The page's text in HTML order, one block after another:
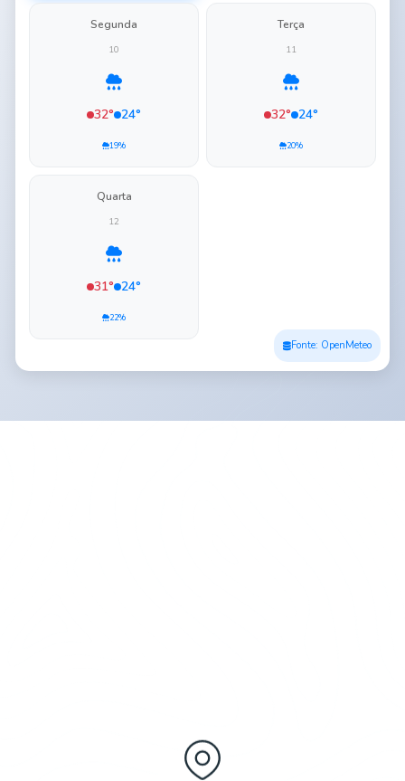
Segunda
10
32° 24°
19%
Terça
11
32° 24°
20%
Quarta
12
31° 24°
22%
Fonte: OpenMeteo